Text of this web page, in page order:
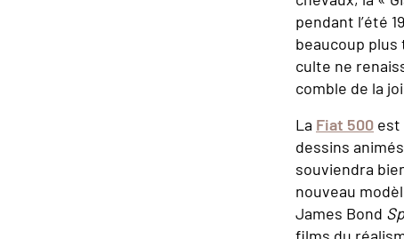
pendant l’été
beaucoup
culte ne
comble de la
La Fiat 500 est
dessins
souviendra
nouveau
James Bond